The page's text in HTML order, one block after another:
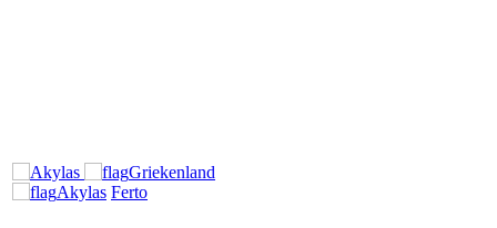
Griekenland
Akylas Ferto